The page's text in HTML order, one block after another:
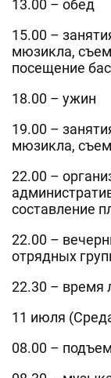
13.00 – обед
15.00 –
мюзикла,
посещение
18.00 – ужин
19.00 –
мюзикла,
22.00 –
составление
22.00 –
отрядных
22.30 – время
11 июля
08.00 –